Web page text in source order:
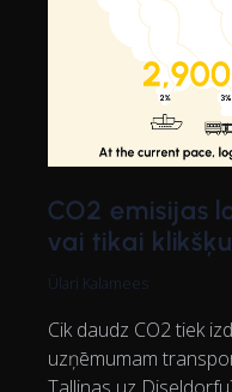
CO2 emisijas
vai tikai
Ülari Kalamees
Cik daudz CO2 tiek
uzņēmumam